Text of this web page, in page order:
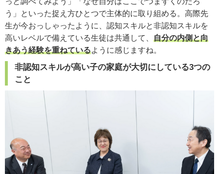
う」といった捉え方ひとつで主体的に取り組める。高際先
生が今おっしゃったように、認知スキルと非認知スキルを
高いレベルで備えている生徒は共通して、 自分の内側と向
きあう経験を重ねているように感じますね。
非認知スキルが高い子の家庭が大切にしている3つの
こと